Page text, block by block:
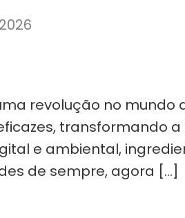
revolução no mundo
transformando
e ambiental,
de sempre, agora […]